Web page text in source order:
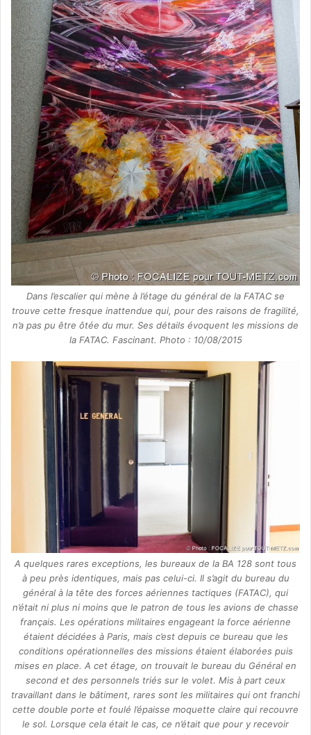
Dans l’escalier qui mène à l’étage du général de la FATAC se
trouve cette fresque inattendue qui, pour des raisons de fragilité,
n’a pas pu être ôtée du mur. Ses détails évoquent les missions de
la FATAC. Fascinant. Photo : 10/08/2015
A quelques rares exceptions, les bureaux de la BA 128 sont tous
à peu près identiques, mais pas celui-ci. Il s’agit du bureau du
général à la tête des forces aériennes tactiques (FATAC), qui
n’était ni plus ni moins que le patron de tous les avions de chasse
français. Les opérations militaires engageant la force aérienne
étaient décidées à Paris, mais c’est depuis ce bureau que les
conditions opérationnelles des missions étaient élaborées puis
mises en place. A cet étage, on trouvait le bureau du Général en
second et des personnels triés sur le volet. Mis à part ceux
travaillant dans le bâtiment, rares sont les militaires qui ont franchi
cette double porte et foulé l’épaisse moquette claire qui recouvre
le sol. Lorsque cela était le cas, ce n’était que pour y recevoir